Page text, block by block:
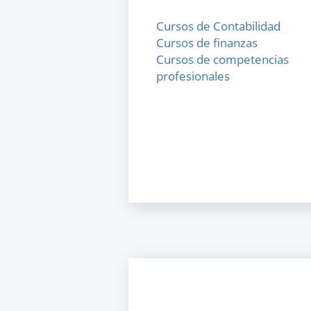
Cursos de Contabilidad
Cursos de finanzas
Cursos de competencias
profesionales